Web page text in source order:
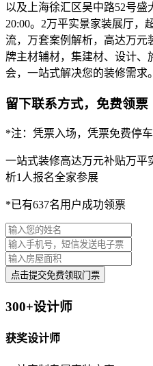
以及上海徐汇区吴中路52号
20:00。2万平实景家装展厅，
流，万套案例解析，高达万元
牌主材辅材，集建材、设计
会，一站式解决您的装修需求。
留下联系方式，免费领票
*注：凭票入场，凭票免费停车
一站式装修高达万元补贴万平
析1人报名全家参展
*已有637名用户成功领票
点击提交免费领取门票
300+设计师
获奖设计师